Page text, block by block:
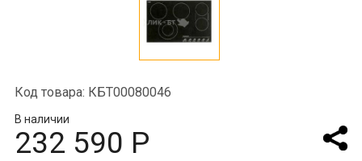
Код товара: КБТ00080046
В наличии
232 590 Р